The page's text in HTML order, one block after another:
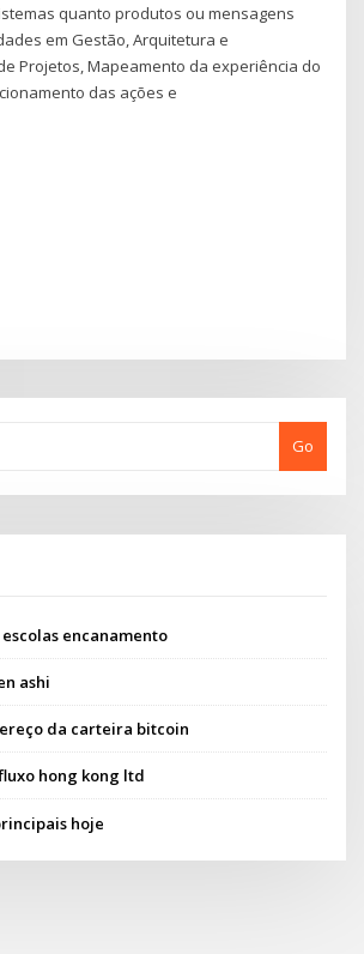
quanto produtos ou mensagens
em Gestão, Arquitetura e
Projetos, Mapeamento da experiência do
das ações e
Go
encanamento
ashi
da carteira bitcoin
hong kong ltd
hoje